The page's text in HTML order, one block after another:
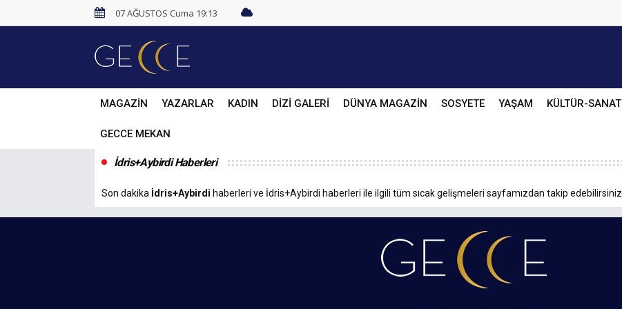
07 AĞUSTOS Cuma 19:13
MAGAZİN YAZARLAR KADIN DİZİ GALERİ DÜNYA MAGAZİN SOSYETE YAŞAM KÜLTÜR-SANAT
GECCE MEKAN
İdris+Aybirdi Haberleri
Son dakika İdris+Aybirdi haberleri ve İdris+Aybirdi haberleri ile ilgili tüm sıcak gelişmeleri sayfamızdan takip edebilirsiniz.